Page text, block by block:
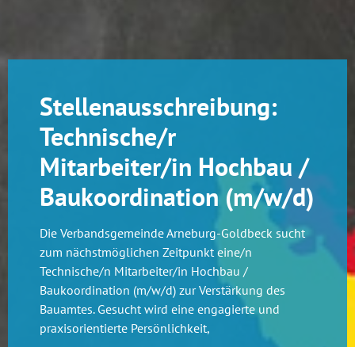
Stellenausschreibung:
Technische/r
Mitarbeiter/in Hochbau /
Baukoordination (m/w/d)
Die Verbandsgemeinde Arneburg-Goldbeck sucht
zum nächstmöglichen Zeitpunkt eine/n
Technische/n Mitarbeiter/in Hochbau /
Baukoordination (m/w/d) zur Verstärkung des
Bauamtes. Gesucht wird eine engagierte und
praxisorientierte Persönlichkeit,